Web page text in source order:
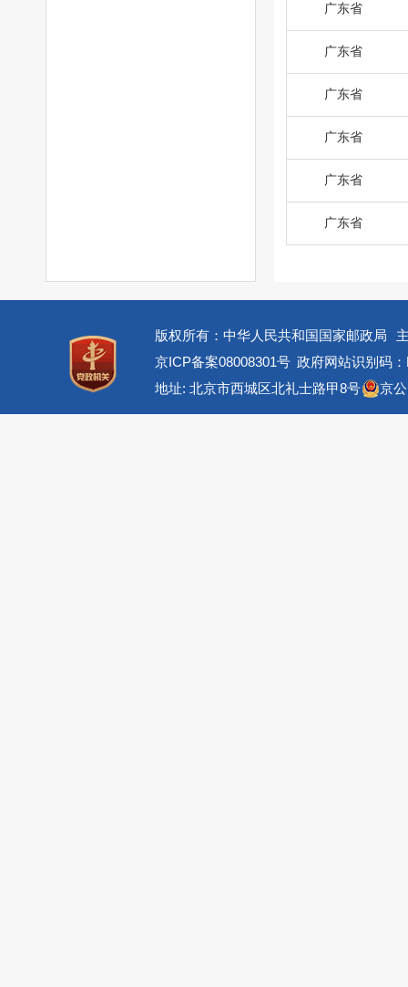
广东省
广东省
广东省
广东省
广东省
广东省
版权所有：中华人民共和国国家邮政局
京ICP备案08008301号 政府网站识别码
地址: 北京市西城区北礼士路甲8号
京